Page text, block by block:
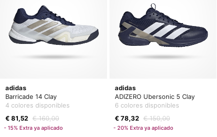
adidas
Barricade 14 Clay
4 colores disponibles
€ 81,52 € 160,00
- 15% Extra ya aplicado
adidas
ADIZERO Ubersonic 5 Clay
6 colores disponibles
€ 78,32 € 150,00
- 20% Extra ya aplicado